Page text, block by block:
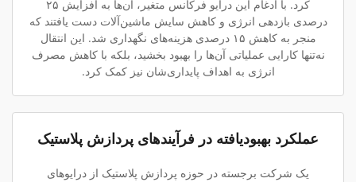
کرد. با ادغام این درایو فرکانس متغیر، آن‌ها به افزایش ۲۵
درصدی بازدهی انرژی و کاهش سایش ماشین‌آلات دست یافتند که
منجر به کاهش ۱۵ درصدی هزینه‌های نگهداری شد. این انتقال
نه‌تنها کارایی عملیاتی آن‌ها را بهبود بخشید، بلکه با کاهش مصرف
انرژی به اهداف پایداری‌شان نیز کمک کرد.
عملکرد بهبودیافته در فرآیندهای پردازش پلاستیک
یک شرکت برجسته در حوزه پردازش پلاستیک از درایوهای